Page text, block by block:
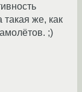
же, как
;)